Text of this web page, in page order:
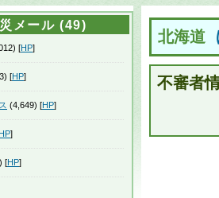
北海道
不審者
メール (49)
[HP]
[HP]
(4,649) [HP]
HP]
[HP]